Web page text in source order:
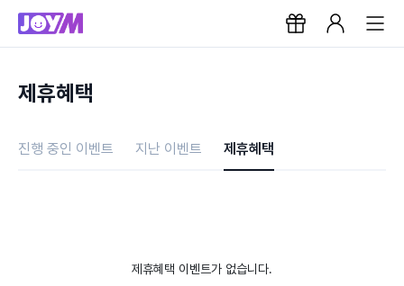
제휴혜택
진행 중인 이벤트 지난 이벤트 제휴혜택
제휴혜택 이벤트가 없습니다.